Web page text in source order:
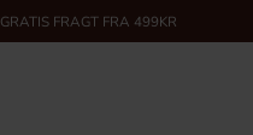
GRATIS FRAGT FRA 499KR